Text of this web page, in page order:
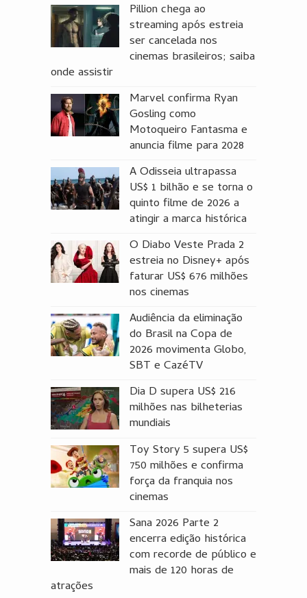
Pillion chega ao
streaming após estreia
ser cancelada nos
cinemas brasileiros; saiba
onde assistir
Marvel confirma Ryan
Gosling como
Motoqueiro Fantasma e
anuncia filme para 2028
A Odisseia ultrapassa
US$ 1 bilhão e se torna o
quinto filme de 2026 a
atingir a marca histórica
O Diabo Veste Prada 2
estreia no Disney+ após
faturar US$ 676 milhões
nos cinemas
Audiência da eliminação
do Brasil na Copa de
2026 movimenta Globo,
SBT e CazéTV
Dia D supera US$ 216
milhões nas bilheterias
mundiais
Toy Story 5 supera US$
750 milhões e confirma
força da franquia nos
cinemas
Sana 2026 Parte 2
encerra edição histórica
com recorde de público e
mais de 120 horas de
atrações